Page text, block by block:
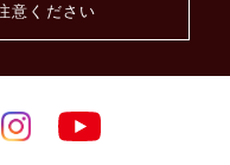
意ください